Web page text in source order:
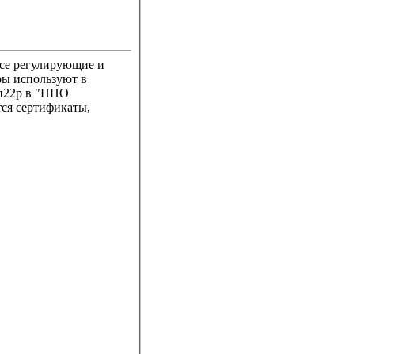
регулирующие и
используют в
в "НПО
сертификаты,